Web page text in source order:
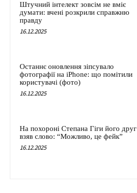
Штучний інтелект зовсім не вміє
думати: вчені розкрили справжню
правду
16.12.2025
Останнє оновлення зіпсувало
фотографії на iPhone: що помітили
користувачі (фото)
16.12.2025
На похороні Степана Гіги його друг
взяв слово: “Можливо, це фейк”
16.12.2025